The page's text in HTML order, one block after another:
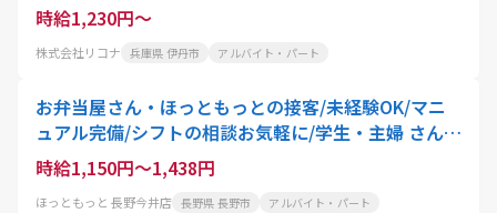
時給1,230円～
株式会社リコナ 兵庫県 伊丹市 アルバイト・パート
お弁当屋さん・ほっともっとの接客/未経験OK/マニ
ュアル完備/シフトの相談お気軽に/学生・主婦 さん活
躍中
時給1,150円～1,438円
ほっともっと 長野今井店 長野県 長野市 アルバイト・パート